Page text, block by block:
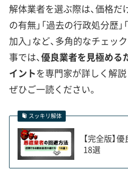
した地域の特性
リスク対策を説
を選んでくださ
「土砂災害警戒区域」と
もたらす解体工事の制
宇陀市では、広範囲に指定
解体業者を選ぶ際は、価格だ
の有無」「過去の行政処分歴
加入」など、多角的なチェッ
事では、優良業者を見極める
イントを専門家が詳しく解
ぜひご一読ください。
スッキリ解体
【完全版】
18選